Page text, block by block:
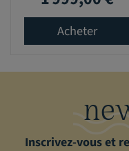
Acheter
Inscrivez-vous et